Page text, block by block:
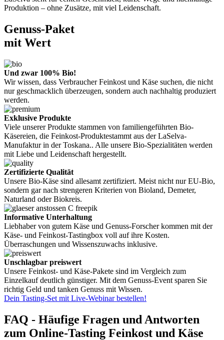
Produktion – ohne Zusätze, mit viel Leidenschaft.
Genuss-Paket
mit Wert
Und zwar 100% Bio!
Wir wissen, dass Verbraucher Feinkost und Käse suchen, die nicht
nur geschmacklich überzeugen, sondern auch nachhaltig produziert
werden.
Exklusive Produkte
Viele unserer Produkte stammen von familiengeführten Bio-
Käsereien, die Feinkost-Produktestammt aus der LaSelva-
Manufaktur in der Toskana.. Alle unsere Bio-Spezialitäten werden
mit Liebe und Leidenschaft hergestellt.
Zertifizierte Qualität
Unsere Bio-Käse sind allesamt zertifiziert. Meist nicht nur EU-Bio,
sondern gar nach strengeren Kriterien von Bioland, Demeter,
Naturland oder Biokreis.
Informative Unterhaltung
Liebhaber von gutem Käse und Genuss-Forscher kommen mit der
Käse- und Feinkost-Tastingbox voll auf ihre Kosten.
Überraschungen und Wissenszuwachs inklusive.
Unschlagbar preiswert
Unsere Feinkost- und Käse-Pakete sind im Vergleich zum
Einzelkauf deutlich günstiger. Mit dem Genuss-Event sparen Sie
richtig Geld und tanken Genuss mit Wissen.
Dein Tasting-Set mit Live-Webinar bestellen!
FAQ - Häufige Fragen und Antworten
zum Online-Tasting Feinkost und Käse